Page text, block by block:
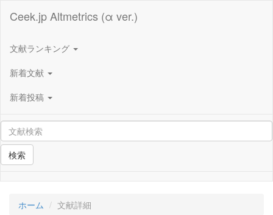
Ceek.jp Altmetrics (α ver.)
文献ランキング
新着文献
新着投稿
検索
ホーム 文献詳細